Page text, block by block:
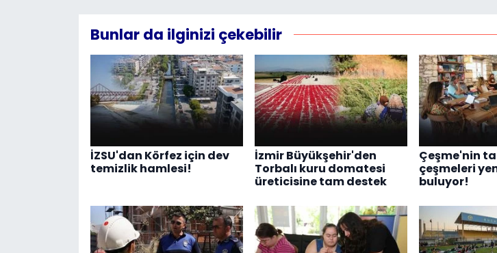
Bunlar da ilginizi çekebilir
İZSU'dan Körfez için dev
temizlik hamlesi!
İzmir Büyükşehir'den
Torbalı kuru domatesi
üreticisine tam destek
Çeşme'nin
çeşmeleri
buluyor!